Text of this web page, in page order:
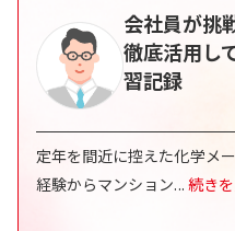
会社員が挑
徹底活用し
習記録
定年を間近に控えた化学メ
経験からマンション... 続き